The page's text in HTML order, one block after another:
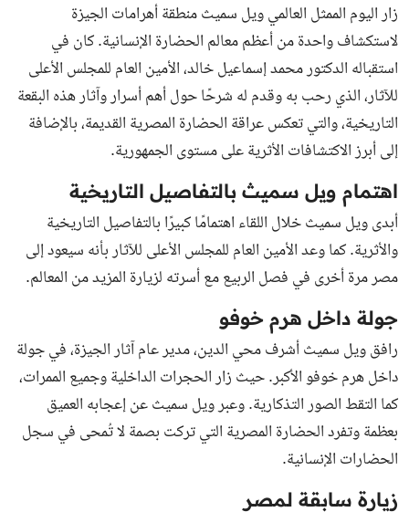
زار اليوم الممثل العالمي ويل سميث منطقة أهرامات الجيزة
لاستكشاف واحدة من أعظم معالم الحضارة الإنسانية. كان في
استقباله الدكتور محمد إسماعيل خالد، الأمين العام للمجلس الأعلى
للآثار، الذي رحب به وقدم له شرحًا حول أهم أسرار وآثار هذه البقعة
التاريخية، والتي تعكس عراقة الحضارة المصرية القديمة، بالإضافة
إلى أبرز الاكتشافات الأثرية على مستوى الجمهورية.
اهتمام ويل سميث بالتفاصيل التاريخية
أبدى ويل سميث خلال اللقاء اهتمامًا كبيرًا بالتفاصيل التاريخية
والأثرية. كما وعد الأمين العام للمجلس الأعلى للآثار بأنه سيعود إلى
مصر مرة أخرى في فصل الربيع مع أسرته لزيارة المزيد من المعالم.
جولة داخل هرم خوفو
رافق ويل سميث أشرف محي الدين، مدير عام آثار الجيزة، في جولة
داخل هرم خوفو الأكبر. حيث زار الحجرات الداخلية وجميع الممرات،
كما التقط الصور التذكارية. وعبر ويل سميث عن إعجابه العميق
بعظمة وتفرد الحضارة المصرية التي تركت بصمة لا تُمحى في سجل
الحضارات الإنسانية.
زيارة سابقة لمصر